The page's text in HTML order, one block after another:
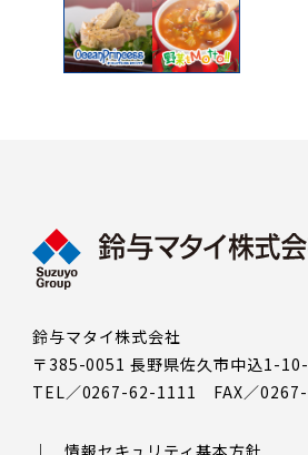
鈴与マタイ株式会社
〒385-0051 長野県佐久市中込1-
TEL／0267-62-1111 FAX／
情報セキュリティ基本方針